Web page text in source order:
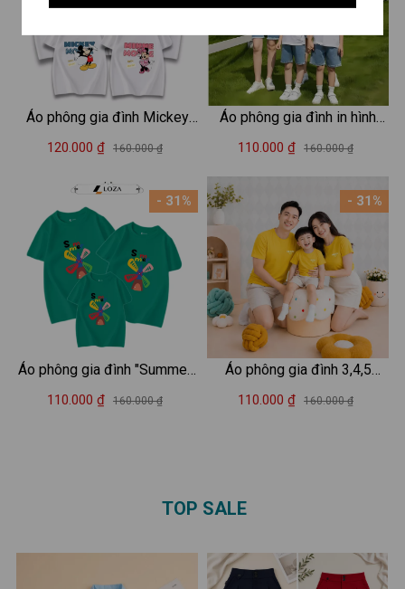
Áo phông gia đình Mickey
mẫu mới 2025 - Áo đồng
Mã GĐ3166-3167
120.000 ₫ 160.000 ₫
- 31%
Áo phông gia đình "Summer"
- Áo thun đồng phục gia đình
110.000 ₫ 160.000 ₫
Áo phông gia đình in hình
Mèo - Áo thun đồng phục gia
110.000 ₫ 160.000 ₫
- 31%
Áo phông gia đình 3,4,5
người chữ HELLO mặt cười -
110.000 ₫ 160.000 ₫
TOP SALE